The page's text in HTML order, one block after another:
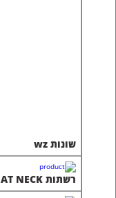
שונות wz
רשתות GREAT NECK